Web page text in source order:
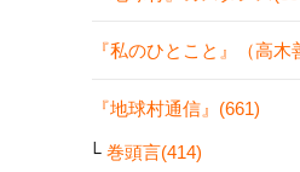
『私のひとこと』（高木
『地球村通信』(661)
巻頭言(414)